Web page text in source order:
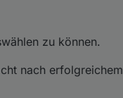
zu können.
nach